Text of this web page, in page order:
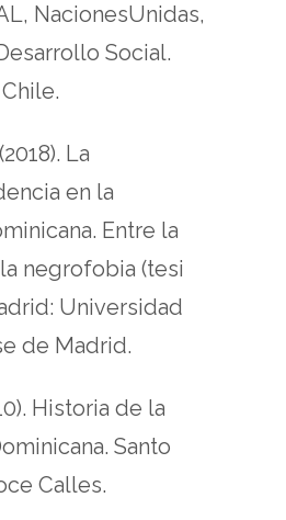
NacionesUnidas,
Social.
La
en la
Entre la
negrofobia (tesi
Universidad
de Madrid.
Historia de la
Santo
Calles.